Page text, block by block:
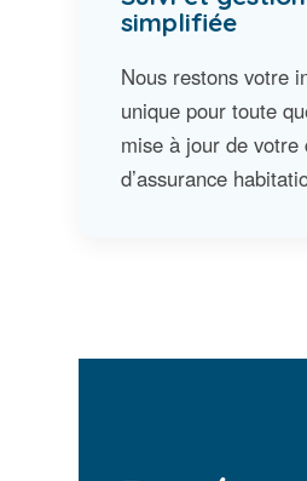
simplifiée
Nous restons votre
unique pour toute
mise à jour de votre
d’assurance